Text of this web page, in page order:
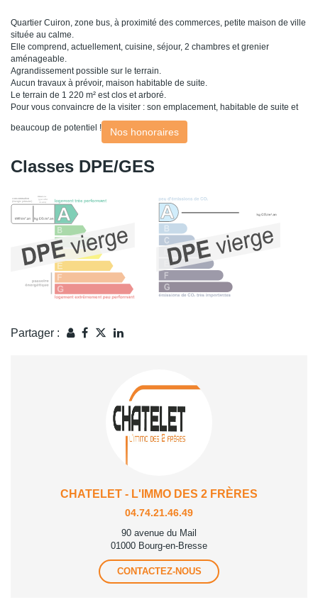
Quartier Cuiron, zone bus, à proximité des commerces, petite maison de ville
située au calme.
Elle comprend, actuellement, cuisine, séjour, 2 chambres et grenier
aménageable.
Agrandissement possible sur le terrain.
Aucun travaux à prévoir, maison habitable de suite.
Le terrain de 1 220 m² est clos et arboré.
Pour vous convaincre de la visiter : son emplacement, habitable de suite et
beaucoup de potentiel ! Nos honoraires
Classes DPE/GES
Partager :
CHATELET - L'IMMO DES 2 FRÈRES
04.74.21.46.49
90 avenue du Mail
01000 Bourg-en-Bresse
CONTACTEZ-NOUS